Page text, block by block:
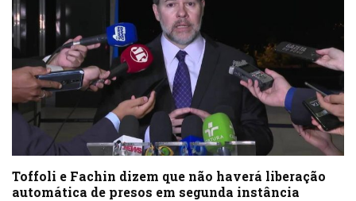
Toffoli e Fachin dizem que não haverá liberação
automática de presos em segunda instância